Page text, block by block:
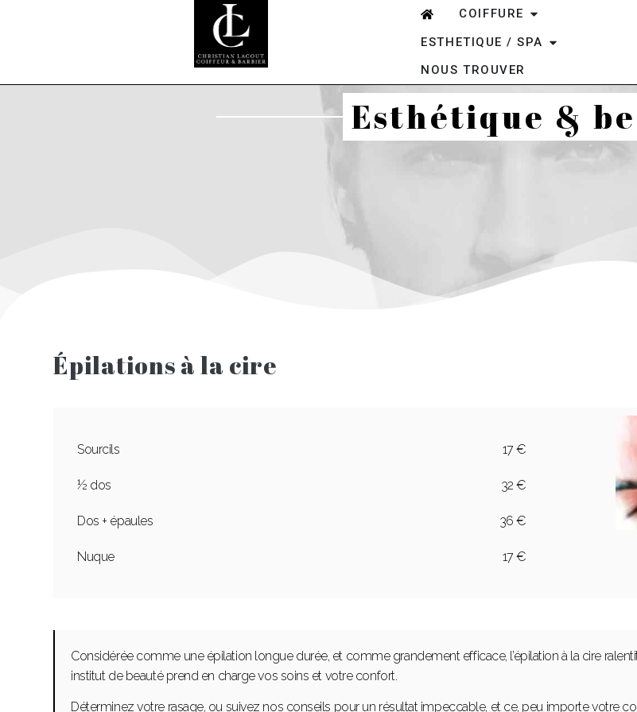
COIFFURE
ESTHETIQUE / SPA
NOUS TROUVER
Esthétique &
Épilations à la cire
Sourcils 17 €
½ dos 32 €
Dos + épaules 36 €
Nuque 17 €
Considérée comme une épilation longue durée, et comme grandement efficace, l’épilation à la cire
institut de beauté prend en charge vos soins et votre confort.
Déterminez votre rasage, ou suivez nos conseils pour un résultat impeccable, et ce, peu importe votre